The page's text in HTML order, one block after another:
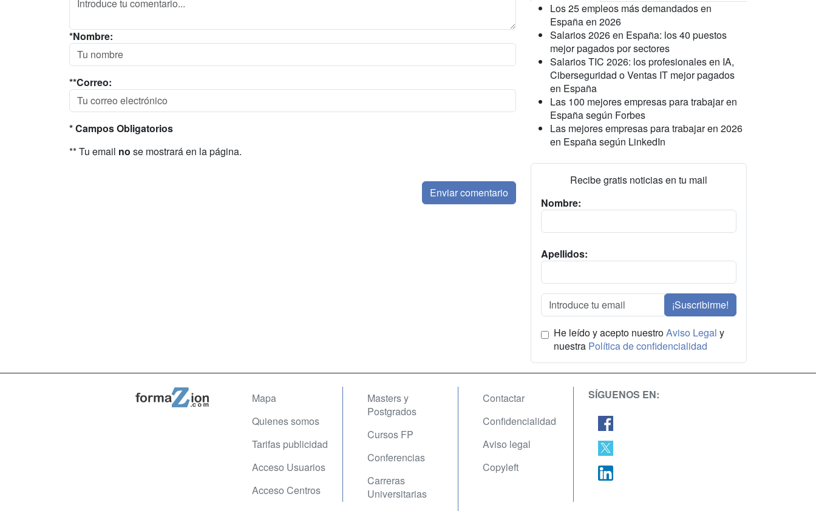
*Nombre:
**Correo:
* Campos Obligatorios
** Tu email no se mostrará en la página.
Los 25 empleos más demandados en
España en 2026
Salarios 2026 en España: los 40 puestos
mejor pagados por sectores
Salarios TIC 2026: los profesionales en IA,
Ciberseguridad o Ventas IT mejor pagados
en España
Las 100 mejores empresas para trabajar en
España según Forbes
Las mejores empresas para trabajar en 2026
en España según LinkedIn
Recibe gratis noticias en tu mail
Nombre:
Apellidos:
¡Suscribirme!
He leído y acepto nuestroAviso Legal y
nuestra Política de confidencialidad
Mapa
Quienes somos
Tarifas publicidad
Acceso Usuarios
Acceso Centros
Masters y
Postgrados
Cursos FP
Conferencias
Carreras
Universitarias
Contactar
Confidencialidad
Aviso legal
Copyleft
SÍGUENOS EN: